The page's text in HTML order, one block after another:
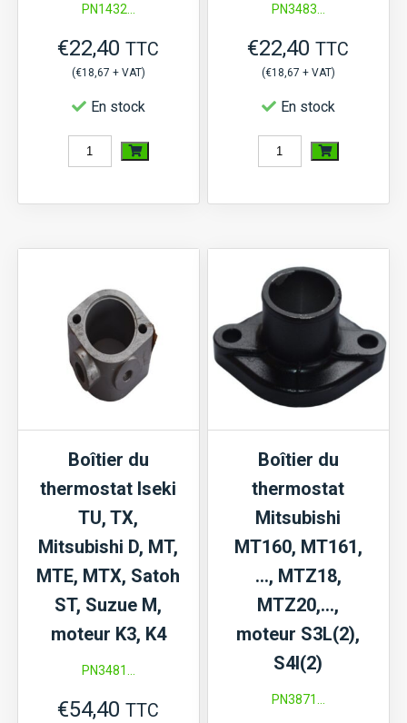
L2550,...,
Mitsubishi
MT20
PN1432...
€22,40 TTC
(€18,67 + VAT)
En stock
quantité
Assemblage
PN3483...
€22,40 TTC
(€18,67 + VAT)
En stock
quantité
Assemblage
réservoir
Type
2
Boîtier du
thermostat Iseki
TU, TX,
Mitsubishi D, MT,
MTE, MTX, Satoh
ST, Suzue M,
moteur K3, K4
PN3481...
€54,40 TTC
Boîtier du
thermostat
Mitsubishi
MT160, MT161,
…, MTZ18,
MTZ20,…,
moteur S3L(2),
S4l(2)
PN3871...